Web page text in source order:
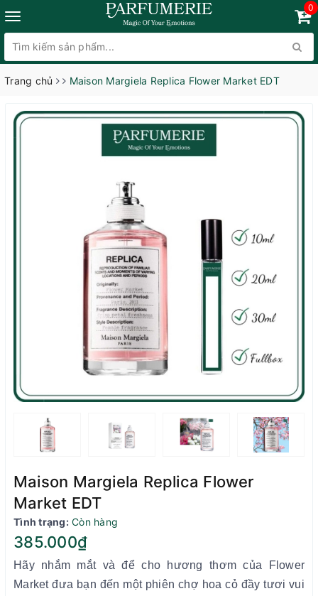
0
Trang chủ Maison Margiela Replica Flower Market EDT
Maison Margiela Replica Flower
Market EDT
Tình trạng: Còn hàng
385.000₫
Hãy nhắm mắt và để cho hương thơm của Flower
Market đưa bạn đến một phiên chợ hoa cỏ đầy tươi vui